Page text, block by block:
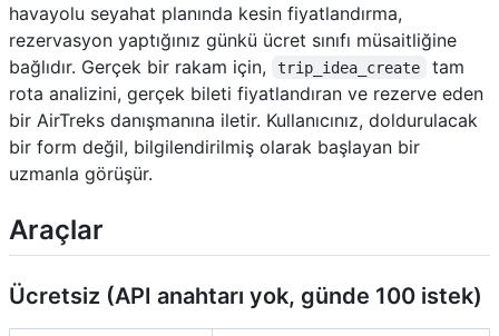
havayolu seyahat planında kesin fiyatlandırma,
rezervasyon yaptığınız günkü ücret sınıfı müsaitliğine
bağlıdır. Gerçek bir rakam için,
trip_idea_create
tam
rota analizini, gerçek bileti fiyatlandıran ve rezerve eden
bir AirTreks danışmanına iletir. Kullanıcınız, doldurulacak
bir form değil, bilgilendirilmiş olarak başlayan bir
uzmanla görüşür.
Araçlar
Ücretsiz (API anahtarı yok, günde 100 istek)